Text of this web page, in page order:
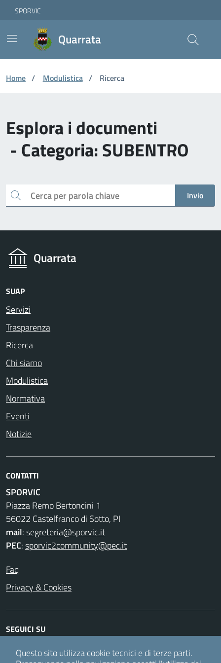
Skip to Main Content
Vai ai contenuti
Vai al footer
SPORVIC
Quarrata
Home / Modulistica / Ricerca
Esplora i documenti
- Categoria: SUBENTRO
Cerca Invio
Quarrata
SUAP
Servizi
Trasparenza
Ricerca
Chi siamo
Modulistica
Normativa
Eventi
Notizie
CONTATTI
SPORVIC
Piazza Remo Bertoncini 1
56022 Castelfranco di Sotto, PI
mail:segreteria@sporvic.it
PEC:sporvic2community@pec.it
Faq
Privacy & Cookies
SEGUICI SU
FacebookInstagramTwitter Youtube
Questo sito utilizza cookie tecnici e di terze parti.